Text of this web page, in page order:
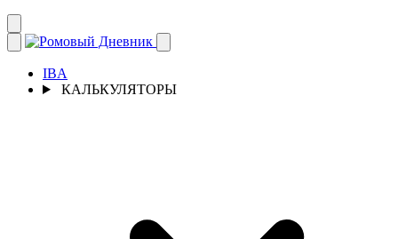
IBA
КАЛЬКУЛЯТОРЫ